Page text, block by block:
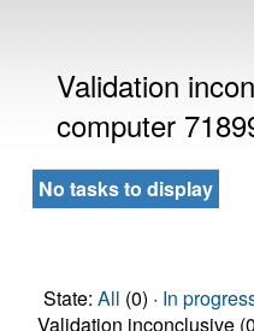
Validation
computer
No tasks to display
State: All (0) · In
Validation inconclusive